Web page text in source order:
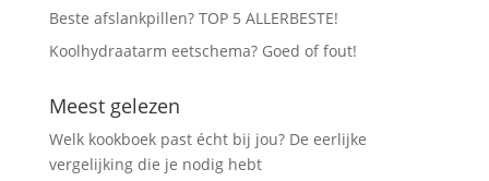
Beste afslankpillen? TOP 5 ALLERBESTE!
Koolhydraatarm eetschema? Goed of fout!
Meest gelezen
Welk kookboek past écht bij jou? De eerlijke
vergelijking die je nodig hebt